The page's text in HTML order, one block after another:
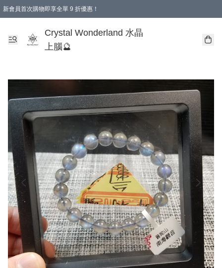
新會員首次購物即享全單 9 折優惠！
Crystal Wonderland 水晶
上腦🔮